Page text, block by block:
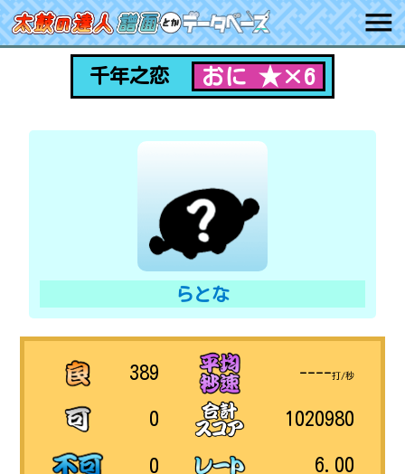
千年之恋 おに ★×6
らとな
389
0
0
----打/秒
1020980
6.00